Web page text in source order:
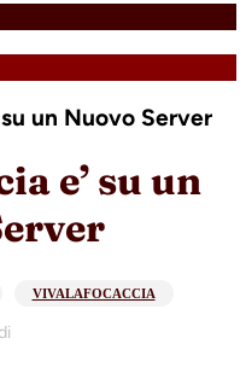
un Nuovo Server
e’ su un
VIVALAFOCACCIA